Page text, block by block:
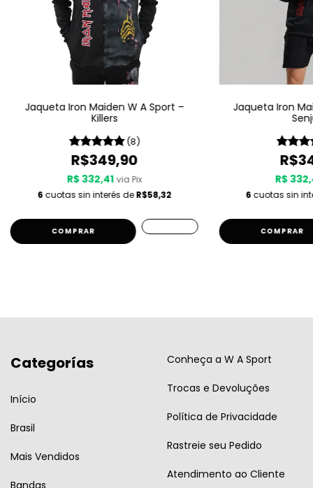
Jaqueta Iron Maiden W A Sport –
Killers
(8)
R$349,90
R$ 332,41 via Pix
6 cuotas sin interés deR$58,32
COMPRAR
Jaqueta Iron
R$
6 cuotas sin
COMPRAR
Categorías
Início
Brasil
Mais Vendidos
Bandas
Conheça a W A Sport
Trocas e Devoluções
Política de Privacidade
Rastreie seu Pedido
Atendimento ao Cliente